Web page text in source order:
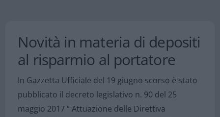
Novità in materia di depositi
al risparmio al portatore
In Gazzetta Ufficiale del 19 giugno scorso è stato
pubblicato il decreto legislativo n. 90 del 25
maggio 2017 “ Attuazione delle Direttiva